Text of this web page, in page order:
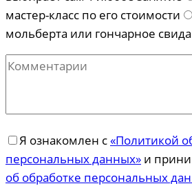
мастер-класс по его стоимости
мольберта или гончарное
Я ознакомлен с«Политикой
персональных данных» и
об обработке персональных